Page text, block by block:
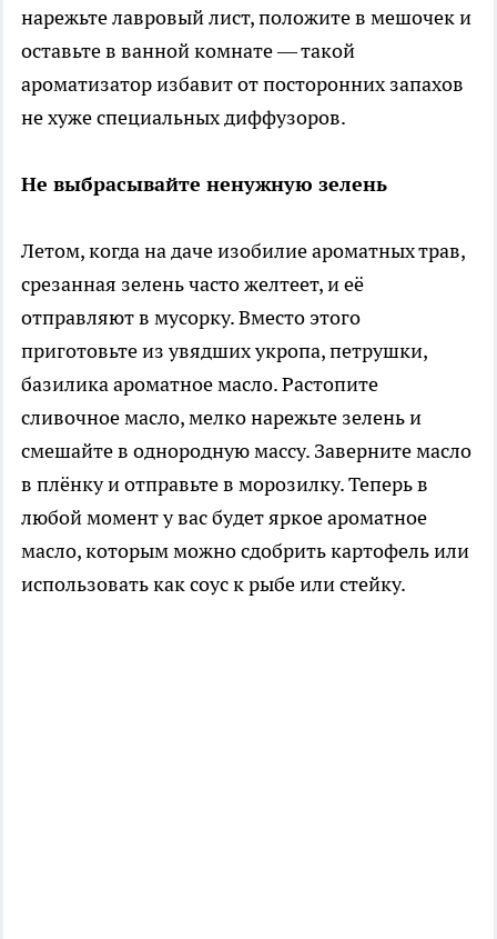
нарежьте лавровый лист, положите в мешочек и
оставьте в ванной комнате — такой
ароматизатор избавит от посторонних запахов
не хуже специальных диффузоров.
Не выбрасывайте ненужную зелень
Летом, когда на даче изобилие ароматных трав,
срезанная зелень часто желтеет, и её
отправляют в мусорку. Вместо этого
приготовьте из увядших укропа, петрушки,
базилика ароматное масло. Растопите
сливочное масло, мелко нарежьте зелень и
смешайте в однородную массу. Заверните масло
в плёнку и отправьте в морозилку. Теперь в
любой момент у вас будет яркое ароматное
масло, которым можно сдобрить картофель или
использовать как соус к рыбе или стейку.